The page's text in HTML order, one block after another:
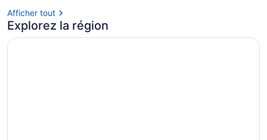
Afficher tout
Explorez la région